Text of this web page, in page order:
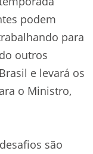
podem
para
outros
e levará os
o Ministro,
são